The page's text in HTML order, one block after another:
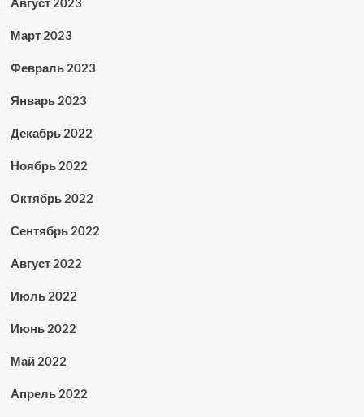
Март 2023
Февраль 2023
Январь 2023
Декабрь 2022
Ноябрь 2022
Октябрь 2022
Сентябрь 2022
Август 2022
Июль 2022
Июнь 2022
Май 2022
Апрель 2022